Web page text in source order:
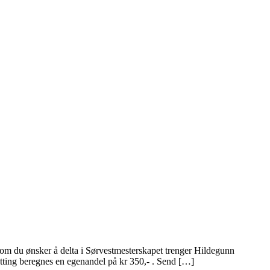
du ønsker å delta i Sørvestmesterskapet trenger Hildegunn
beregnes en egenandel på kr 350,- . Send […]